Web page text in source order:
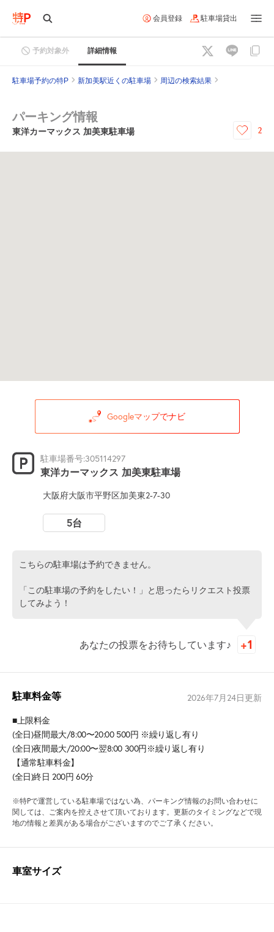
会員登録 駐車場貸出
予約対象外 詳細情報
駐車場予約の特P 新加美駅近くの駐車場 周辺の検索結果
パーキング情報
東洋カーマックス 加美東駐車場 2
Googleマップでナビ
駐車場番号:305114297
東洋カーマックス 加美東駐車場
大阪府大阪市平野区加美東2-7-30
5台
こちらの駐車場は予約できません。
「この駐車場の予約をしたい！」と思ったらリクエスト投票
してみよう！
あなたの投票をお待ちしています♪
駐車料金等 2026年7月24日更新
■上限料金
(全日)昼間最大/8:00〜20:00 500円 ※繰り返し有り
(全日)夜間最大/20:00〜翌8:00 300円※繰り返し有り
【通常駐車料金】
(全日)終日 200円 60分
※特Pで運営している駐車場ではない為、パーキング情報のお問い合わせに
関しては、ご案内を控えさせて頂いております。更新のタイミングなどで現
地の情報と差異がある場合がございますのでご了承ください。
車室サイズ